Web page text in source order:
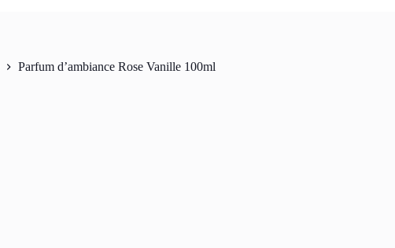
Parfum d’ambiance Rose Vanille 100ml